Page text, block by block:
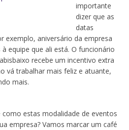
importante
dizer que as
datas
exemplo, aniversário da empresa
equipe que ali está. O funcionário
recebe um incentivo extra
vá trabalhar mais feliz e atuante,
mais.
estas modalidade de eventos
empresa? Vamos marcar um café